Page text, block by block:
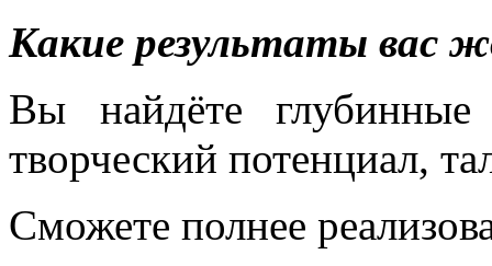
Какие результаты вас
Вы найдёте глубинные
творческий потенциал,
Сможете полнее